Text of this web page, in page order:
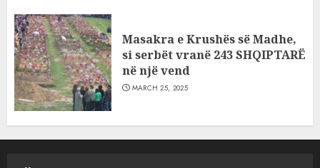
Masakra e Krushës së Madhe,
si serbët vranë 243 SHQIPTARË
në një vend
MARCH 25, 2025